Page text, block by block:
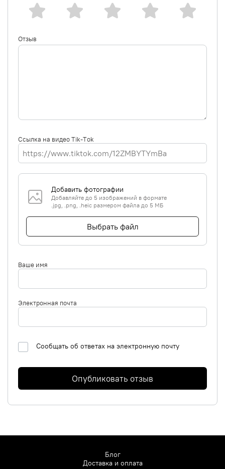
Отзыв
Ссылка на видео Tik-Tok
Добавить фотографии
Добавляйте до 5 изображений в формате
.jpg, .png, .heic размером файла до 5 МБ
Выбрать файл
Ваше имя
Электронная почта
Сообщать об ответах на электронную почту
Опубликовать отзыв
Блог
Доставка и оплата